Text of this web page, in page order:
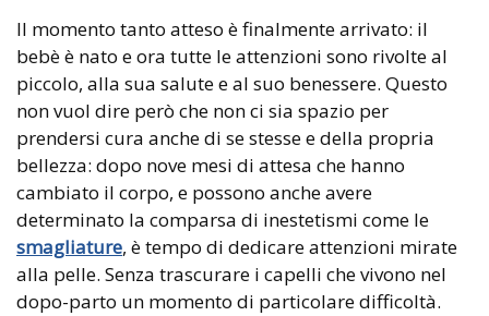
Il momento tanto atteso è finalmente arrivato: il
bebè è nato e ora tutte le attenzioni sono rivolte al
piccolo, alla sua salute e al suo benessere. Questo
non vuol dire però che non ci sia spazio per
prendersi cura anche di se stesse e della propria
bellezza: dopo nove mesi di attesa che hanno
cambiato il corpo, e possono anche avere
determinato la comparsa di inestetismi come le
smagliature, è tempo di dedicare attenzioni mirate
alla pelle. Senza trascurare i capelli che vivono nel
dopo-parto un momento di particolare difficoltà.